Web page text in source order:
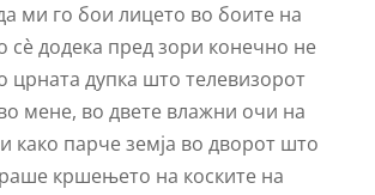
ми го бои лицето во боите на
сѐ додека пред зори конечно не
црната дупка што телевизорот
мене, во двете влажни очи на
како парче земја во дворот што
кршењето на коските на